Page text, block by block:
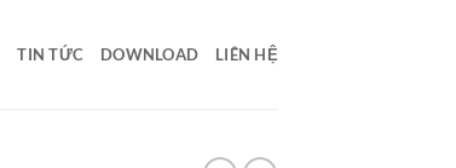
TIN TỨC DOWNLOAD LIÊN HỆ